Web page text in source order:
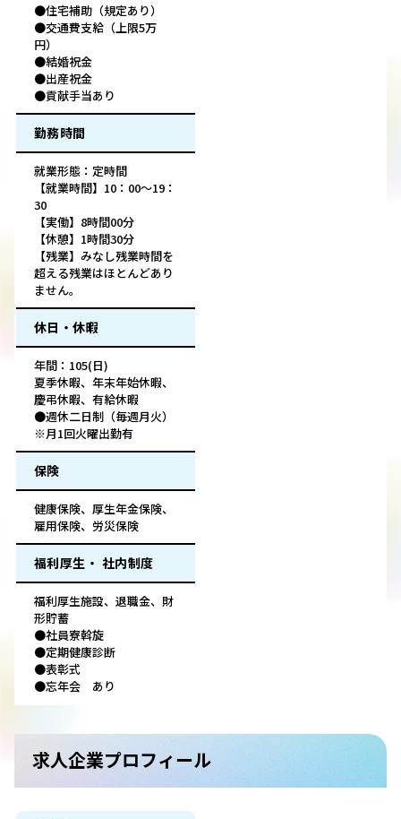
●住宅補助（規定あり）
●交通費支給（上限5万
円）
●結婚祝金
●出産祝金
●貢献手当あり
勤務時間
就業形態：定時間
【就業時間】10：00～19：
30
【実働】8時間00分
【休憩】1時間30分
【残業】みなし残業時間を
超える残業はほとんどあり
ません。
休日・休暇
年間：105(日)
夏季休暇、年末年始休暇、
慶弔休暇、有給休暇
●週休二日制（毎週月火）
※月1回火曜出勤有
保険
健康保険、厚生年金保険、
雇用保険、労災保険
福利厚生・ 社内制度
福利厚生施設、退職金、財
形貯蓄
●社員寮斡旋
●定期健康診断
●表彰式
●忘年会 あり
求人企業プロフィール